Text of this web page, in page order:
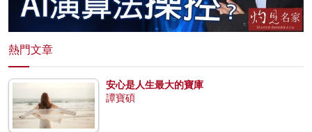
熱門文章
安心是人生最大的寶庫
譚寶碩